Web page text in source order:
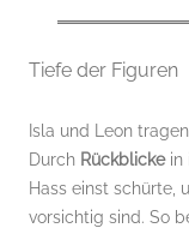
Tiefe der Figuren
Isla und Leon
Durch Rückblickein
Hass einst schürte,
vorsichtig sind. So